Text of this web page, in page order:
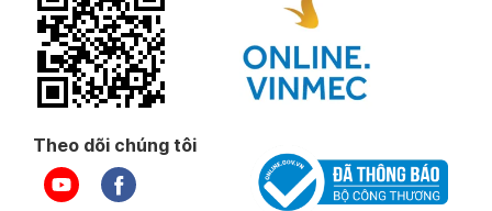
Theo dõi chúng tôi